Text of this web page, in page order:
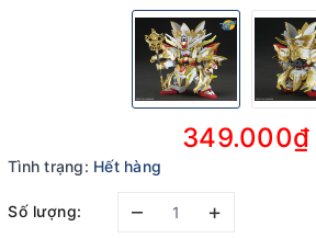
349.000₫
Tình trạng: Hết hàng
Số lượng: – +